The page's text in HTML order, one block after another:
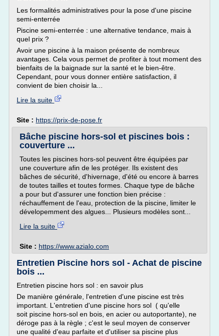
Les formalités administratives pour la pose d'une piscine
semi-enterrée
Piscine semi-enterrée : une alternative tendance, mais à
quel prix ?
Avoir une piscine à la maison présente de nombreux
avantages. Cela vous permet de profiter à tout moment des
bienfaits de la baignade sur la santé et le bien-être.
Cependant, pour vous donner entière satisfaction, il
convient de bien choisir la...
Lire la suite
Site : https://prix-de-pose.fr
Bâche piscine hors-sol et piscines bois :
couverture ...
Toutes les piscines hors-sol peuvent être équipées par
une couverture afin de les protéger. Ils existent des
bâches de sécurité, d'hivernage, d'été ou encore à barres
de toutes tailles et toutes formes. Chaque type de bâche
a pour but d'assurer une fonction bien précise :
réchauffement de l'eau, protection de la piscine, limiter le
dévelopemment des algues... Plusieurs modèles sont...
Lire la suite
Site : https://www.azialo.com
Entretien Piscine hors sol - Achat de piscine
bois ...
Entretien piscine hors sol : en savoir plus
De manière générale, l'entretien d'une piscine est très
important. L'entretien d'une piscine hors sol ( qu'elle
soit piscine hors-sol en bois, en acier ou autoportante), ne
déroge pas à la règle ; c'est le seul moyen de conserver
une qualité d'eau parfaite et d'utiliser sa piscine plus